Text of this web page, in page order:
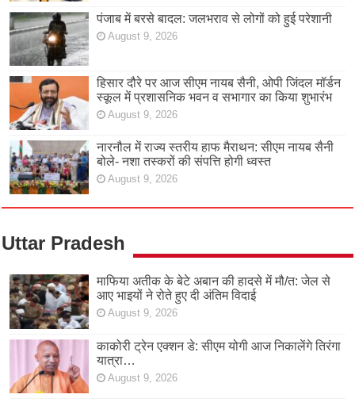
पंजाब में बरसे बादल: जलभराव से लोगों को हुई परेशानी
August 9, 2026
हिसार दौरे पर आज सीएम नायब सैनी, ओपी जिंदल मॉर्डन
स्कूल में प्रशासनिक भवन व सभागार का किया शुभारंभ
August 9, 2026
नारनौल में राज्य स्तरीय हाफ मैराथन: सीएम नायब सैनी
बोले- नशा तस्करों की संपत्ति होगी ध्वस्त
August 9, 2026
Uttar Pradesh
माफिया अतीक के बेटे अबान की हादसे में मौ/त: जेल से
आए भाइयों ने रोते हुए दी अंतिम विदाई
August 9, 2026
काकोरी ट्रेन एक्शन डे: सीएम योगी आज निकालेंगे तिरंगा
यात्रा…
August 9, 2026